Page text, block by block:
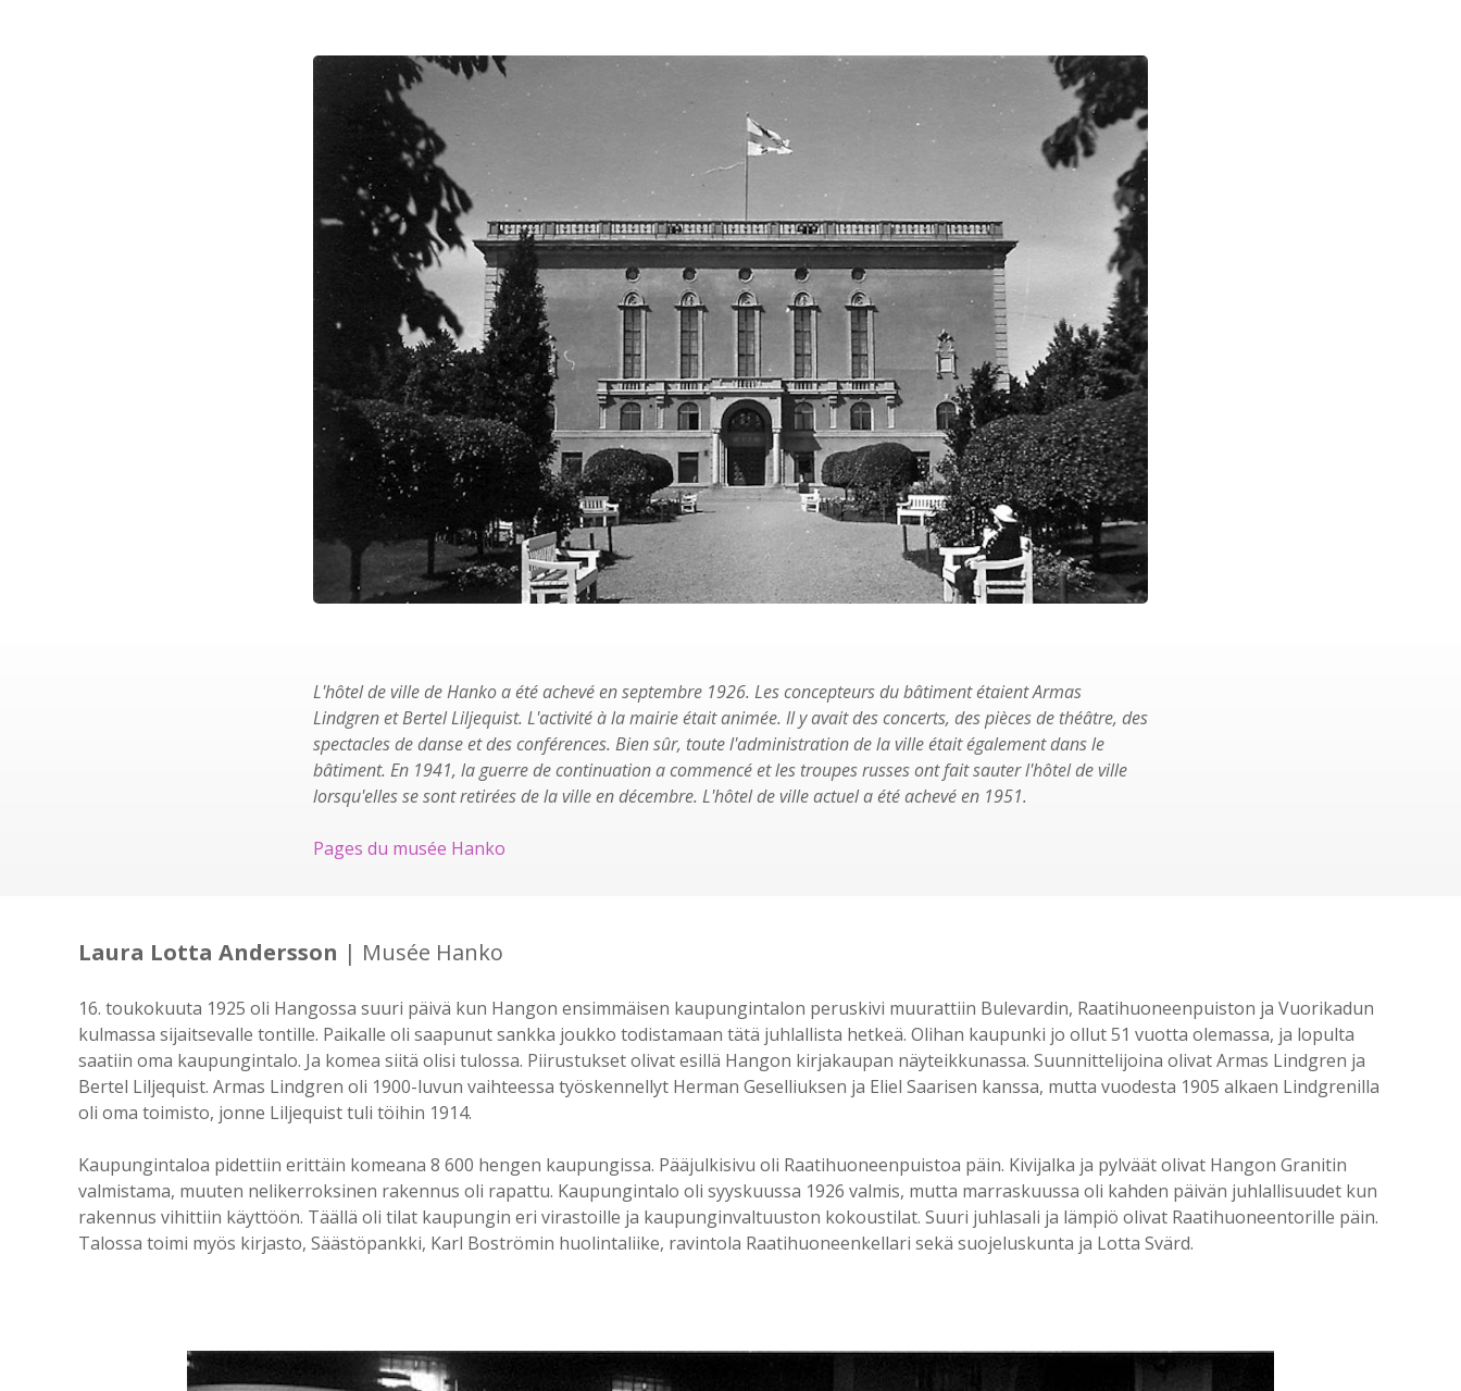
L'hôtel de ville de Hanko a été achevé en septembre 1926. Les concepteurs du bâtiment étaient Armas
Lindgren et Bertel Liljequist. L'activité à la mairie était animée. Il y avait des concerts, des pièces de théâtre, des
spectacles de danse et des conférences. Bien sûr, toute l'administration de la ville était également dans le
bâtiment. En 1941, la guerre de continuation a commencé et les troupes russes ont fait sauter l'hôtel de ville
lorsqu'elles se sont retirées de la ville en décembre. L'hôtel de ville actuel a été achevé en 1951.
Pages du musée Hanko
Laura Lotta Andersson | Musée Hanko
16. toukokuuta 1925 oli Hangossa suuri päivä kun Hangon ensimmäisen kaupungintalon peruskivi muurattiin Bulevardin, Raatihuoneenpuiston ja Vuorikadun
kulmassa sijaitsevalle tontille. Paikalle oli saapunut sankka joukko todistamaan tätä juhlallista hetkeä. Olihan kaupunki jo ollut 51 vuotta olemassa, ja lopulta
saatiin oma kaupungintalo. Ja komea siitä olisi tulossa. Piirustukset olivat esillä Hangon kirjakaupan näyteikkunassa. Suunnittelijoina olivat Armas Lindgren ja
Bertel Liljequist. Armas Lindgren oli 1900-luvun vaihteessa työskennellyt Herman Geselliuksen ja Eliel Saarisen kanssa, mutta vuodesta 1905 alkaen Lindgrenilla
oli oma toimisto, jonne Liljequist tuli töihin 1914.
Kaupungintaloa pidettiin erittäin komeana 8 600 hengen kaupungissa. Pääjulkisivu oli Raatihuoneenpuistoa päin. Kivijalka ja pylväät olivat Hangon Granitin
valmistama, muuten nelikerroksinen rakennus oli rapattu. Kaupungintalo oli syyskuussa 1926 valmis, mutta marraskuussa oli kahden päivän juhlallisuudet kun
rakennus vihittiin käyttöön. Täällä oli tilat kaupungin eri virastoille ja kaupunginvaltuuston kokoustilat. Suuri juhlasali ja lämpiö olivat Raatihuoneentorille päin.
Talossa toimi myös kirjasto, Säästöpankki, Karl Boströmin huolintaliike, ravintola Raatihuoneenkellari sekä suojeluskunta ja Lotta Svärd.